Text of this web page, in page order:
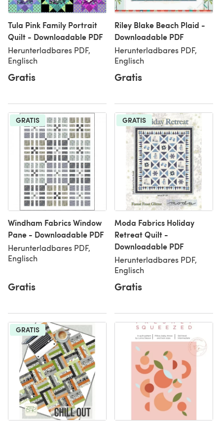
Tula Pink Family Portrait
Quilt - Downloadable PDF
Herunterladbares PDF,
Englisch
Gratis
Riley Blake Beach Plaid -
Downloadable PDF
Herunterladbares PDF,
Englisch
Gratis
GRATIS
Windham Fabrics Window
Pane - Downloadable PDF
Herunterladbares PDF,
Englisch
Gratis
GRATIS
Moda Fabrics Holiday
Retreat Quilt -
Downloadable PDF
Herunterladbares PDF,
Englisch
Gratis
GRATIS